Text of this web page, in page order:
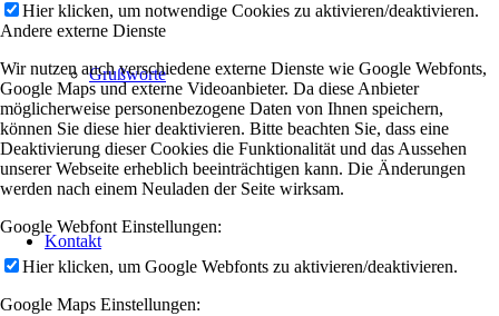
Grußworte
Kontakt
Hier klicken, um notwendige Cookies zu aktivieren/deaktivieren.
Andere externe Dienste
Wir nutzen auch verschiedene externe Dienste wie Google Webfonts,
Google Maps und externe Videoanbieter. Da diese Anbieter
möglicherweise personenbezogene Daten von Ihnen speichern,
können Sie diese hier deaktivieren. Bitte beachten Sie, dass eine
Deaktivierung dieser Cookies die Funktionalität und das Aussehen
unserer Webseite erheblich beeinträchtigen kann. Die Änderungen
werden nach einem Neuladen der Seite wirksam.
Google Webfont Einstellungen:
Hier klicken, um Google Webfonts zu aktivieren/deaktivieren.
Google Maps Einstellungen: